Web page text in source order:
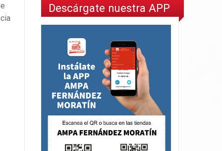
Descárgate nuestra APP